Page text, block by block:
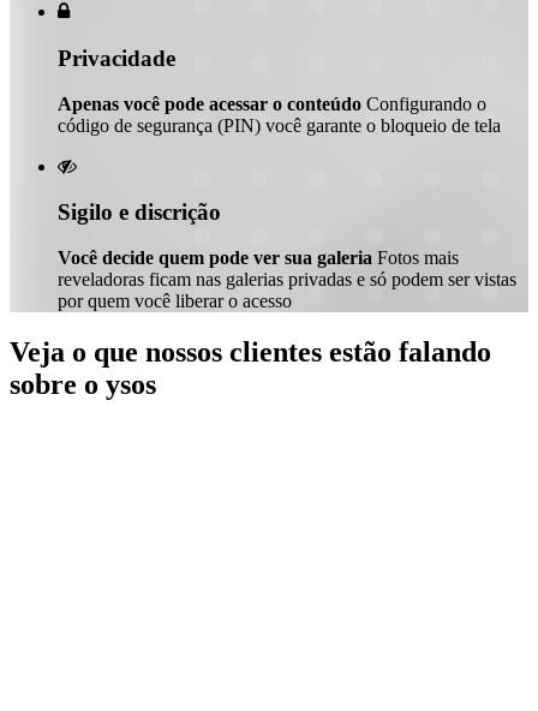

Privacidade
Apenas você pode acessar o conteúdo Configurando o
código de segurança (PIN) você garante o bloqueio de tela

Sigilo e discrição
Você decide quem pode ver sua galeria Fotos mais
reveladoras ficam nas galerias privadas e só podem ser vistas
por quem você liberar o acesso
Veja o que nossos clientes estão falando
sobre o ysos